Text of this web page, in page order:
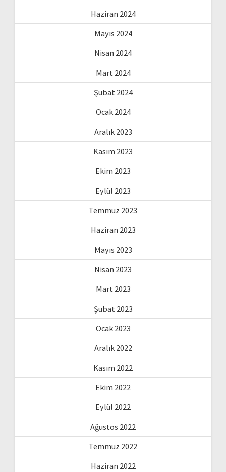
Haziran 2024
Mayıs 2024
Nisan 2024
Mart 2024
Şubat 2024
Ocak 2024
Aralık 2023
Kasım 2023
Ekim 2023
Eylül 2023
Temmuz 2023
Haziran 2023
Mayıs 2023
Nisan 2023
Mart 2023
Şubat 2023
Ocak 2023
Aralık 2022
Kasım 2022
Ekim 2022
Eylül 2022
Ağustos 2022
Temmuz 2022
Haziran 2022